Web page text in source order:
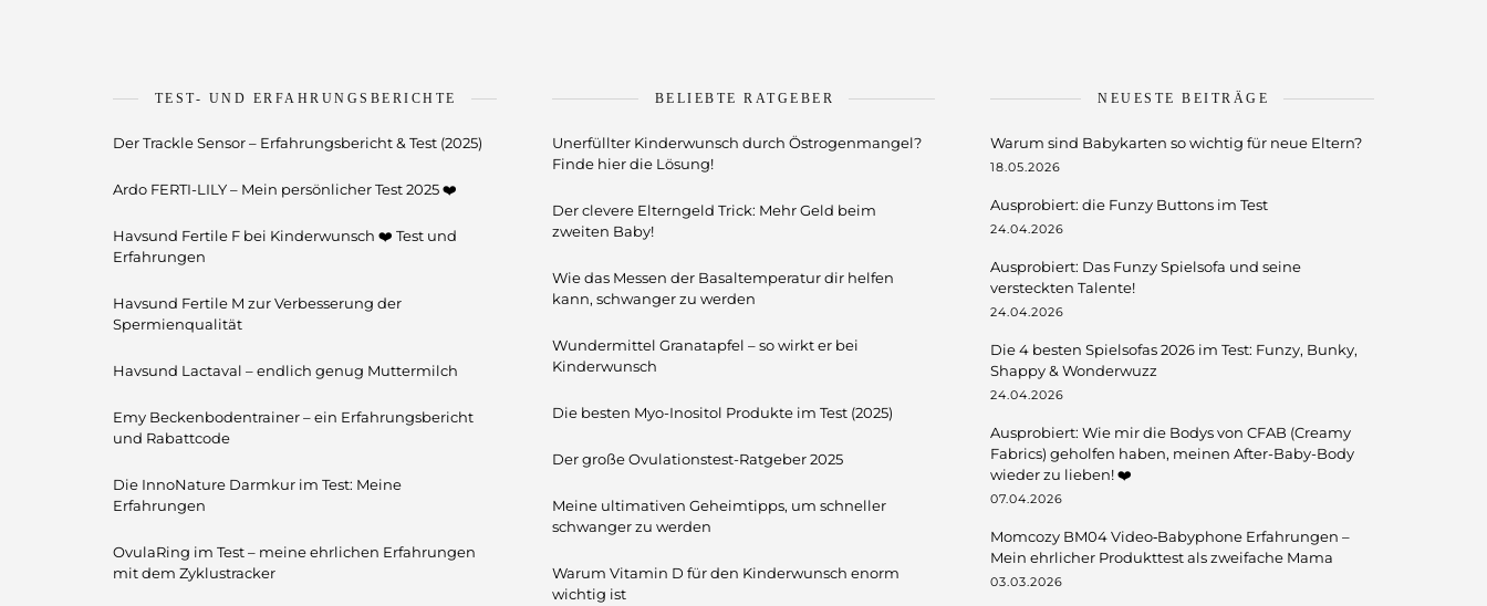
TEST- UND ERFAHRUNGSBERICHTE
Der Trackle Sensor – Erfahrungsbericht & Test (2025)
Ardo FERTI-LILY – Mein persönlicher Test 2025 ❤️
Havsund Fertile F bei Kinderwunsch ❤️ Test und
Erfahrungen
Havsund Fertile M zur Verbesserung der
Spermienqualität
Havsund Lactaval – endlich genug Muttermilch
Emy Beckenbodentrainer – ein Erfahrungsbericht
und Rabattcode
Die InnoNature Darmkur im Test: Meine
Erfahrungen
OvulaRing im Test – meine ehrlichen Erfahrungen
mit dem Zyklustracker
BELIEBTE RATGEBER
Unerfüllter Kinderwunsch durch Östrogenmangel?
Finde hier die Lösung!
Der clevere Elterngeld Trick: Mehr Geld beim
zweiten Baby!
Wie das Messen der Basaltemperatur dir helfen
kann, schwanger zu werden
Wundermittel Granatapfel – so wirkt er bei
Kinderwunsch
Die besten Myo-Inositol Produkte im Test (2025)
Der große Ovulationstest-Ratgeber 2025
Meine ultimativen Geheimtipps, um schneller
schwanger zu werden
Warum Vitamin D für den Kinderwunsch enorm
wichtig ist
NEUESTE BEITRÄGE
Warum sind Babykarten so wichtig für neue Eltern?
18.05.2026
Ausprobiert: die Funzy Buttons im Test
24.04.2026
Ausprobiert: Das Funzy Spielsofa und seine
versteckten Talente!
24.04.2026
Die 4 besten Spielsofas 2026 im Test: Funzy, Bunky,
Shappy & Wonderwuzz
24.04.2026
Ausprobiert: Wie mir die Bodys von CFAB (Creamy
Fabrics) geholfen haben, meinen After-Baby-Body
wieder zu lieben! ❤️
07.04.2026
Momcozy BM04 Video‑Babyphone Erfahrungen –
Mein ehrlicher Produkttest als zweifache Mama
03.03.2026